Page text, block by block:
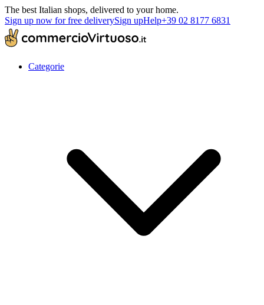
The best Italian shops, delivered to your home.
Sign up now for free deliverySign upHelp+39 02 8177 6831
Categorie